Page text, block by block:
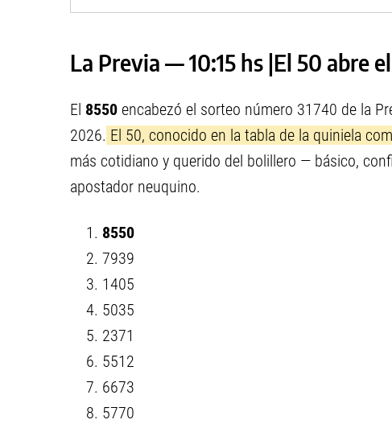
La Previa — 10:15 hs |El 50 abre
El 8550 encabezó el sorteo número 31740 de la
2026. El 50, conocido en la tabla de la quiniela
más cotidiano y querido del bolillero — básico,
apostador neuquino.
8550
7939
1405
5035
2371
5512
6673
5770